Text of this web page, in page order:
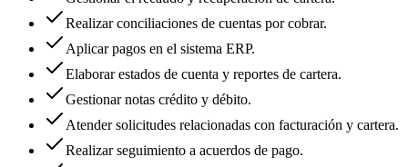
Realizar conciliaciones de cuentas por cobrar.
Aplicar pagos en el sistema ERP.
Elaborar estados de cuenta y reportes de cartera.
Gestionar notas crédito y débito.
Atender solicitudes relacionadas con facturación y cartera.
Realizar seguimiento a acuerdos de pago.